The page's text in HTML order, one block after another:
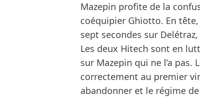
Mazepin profite de la
coéquipier Ghiotto. En
sept secondes sur
Les deux Hitech sont en
sur Mazepin qui ne l’a
correctement au premier
abandonner et le régime